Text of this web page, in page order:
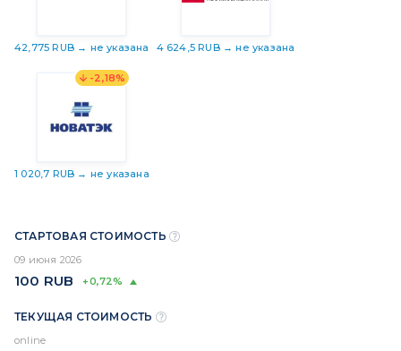
42,775 RUB → не указана 4 624,5 RUB → не указана
-2,18%
1 020,7 RUB → не указана
СТАРТОВАЯ СТОИМОСТЬ
09 июня 2026
100 RUB +0,72%
ТЕКУЩАЯ СТОИМОСТЬ
online